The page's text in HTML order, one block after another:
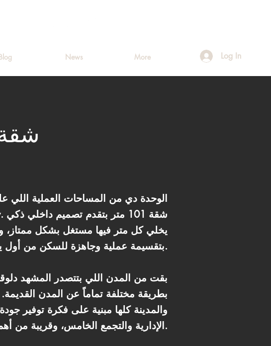
News More Log In
الوحدة دي من المساحات العملية اللي
يخلي كل متر فيها مستغل بشكل ممتاز،
بتقسيمة عملية وجاهزة للسكن من أول يوم.
بطريقة مختلفة تماماً عن المدن
والمدينة كلها مبنية على فكرة توفير
الإدارية والتجمع الخامس، وقريبة من أهم المحاور: الدائري الأوسطي، محور الأمل، ومحور بن زايد.